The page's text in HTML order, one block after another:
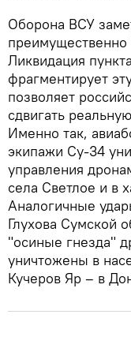
Оборона ВСУ
Ликвидация
фрагментирует
позволяет
сдвигать
Именно так,
экипажи Су-34
управления
села Светлое и в
Аналогичные
Глухова Сумской
"осиные гнезда"
уничтожены в
Кучеров Яр – в